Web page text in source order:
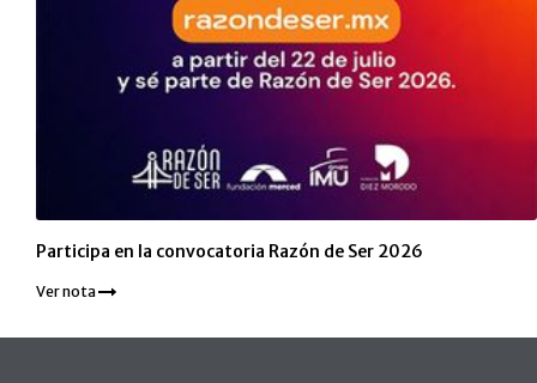
Participa en la convocatoria Razón de Ser 2026
Ver nota